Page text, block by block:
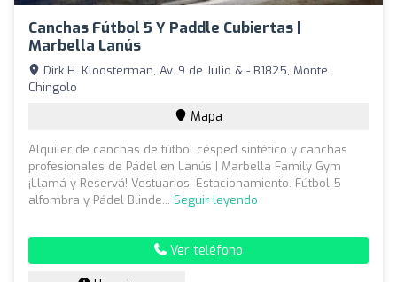
Canchas Fútbol 5 Y Paddle Cubiertas |
Marbella Lanús
Dirk H. Kloosterman, Av. 9 de Julio & - B1825, Monte
Chingolo
Mapa
Alquiler de canchas de fútbol césped sintético y canchas
profesionales de Pádel en Lanús | Marbella Family Gym
¡Llamá y Reservá! Vestuarios. Estacionamiento. Fútbol 5
alfombra y Pádel Blinde... Seguir leyendo
Ver teléfono